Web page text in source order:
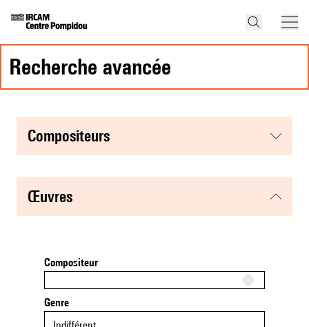
recherche avancée
compositeurs
œuvres
Compositeur
Genre